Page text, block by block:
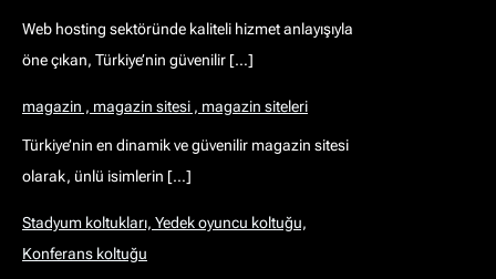
Web hosting sektöründe kaliteli hizmet anlayışıyla
öne çıkan, Türkiye’nin güvenilir […]
magazin , magazin sitesi , magazin siteleri
Türkiye’nin en dinamik ve güvenilir magazin sitesi
olarak, ünlü isimlerin […]
Stadyum koltukları, Yedek oyuncu koltuğu,
Konferans koltuğu